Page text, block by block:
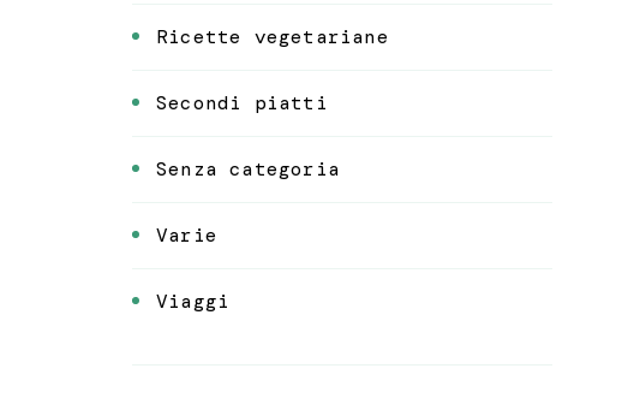
Ricette vegetariane
Secondi piatti
Senza categoria
Varie
Viaggi